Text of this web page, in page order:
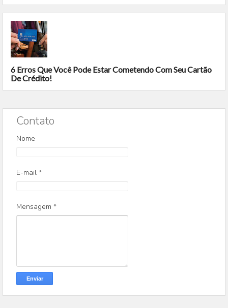
6 Erros Que Você Pode Estar Cometendo Com Seu Cartão
De Crédito!
Contato
Nome
E-mail *
Mensagem *